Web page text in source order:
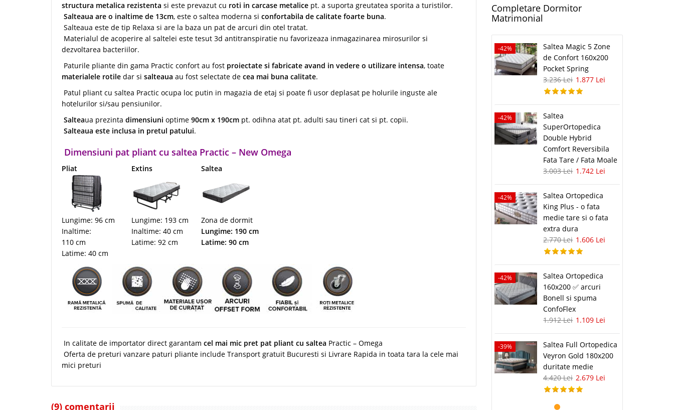
structura metalica rezistenta si este prevazut cu roti in carcase metalice pt. a suporta greutatea sporita a turistilor.
Salteaua are o inaltime de 13cm, este o saltea moderna si confortabila de calitate foarte buna.
Salteaua este de tip Relaxa si are la baza un pat de arcuri din otel tratat.
Materialul de acoperire al saltelei este tesut 3d antitranspiratie nu favorizeaza inmagazinarea mirosurilor si
dezvoltarea bacteriilor.
Paturile pliante din gama Practic confort au fost proiectate si fabricate avand in vedere o utilizare intensa, toate
materialele rotile dar si salteaua au fost selectate de cea mai buna calitate.
Patul pliant cu saltea Practic ocupa loc putin in magazia de etaj si poate fi usor deplasat pe holurile inguste ale
hotelurilor si/sau pensiunilor.
Salteaua prezinta dimensiuni optime 90cm x 190cm pt. odihna atat pt. adulti sau tineri cat si pt. copii.
Salteaua este inclusa in pretul patului.
Dimensiuni pat pliant cu saltea Practic – New Omega
Pliat
Lungime: 96 cm
Inaltime:
110 cm
Latime: 40 cm
Extins
Lungime: 193 cm
Inaltime: 40 cm
Latime: 92 cm
Saltea
Zona de dormit
Lungime: 190 cm
Latime: 90 cm
In calitate de importator direct garantam cel mai mic pret pat pliant cu saltea Practic – Omega
Oferta de preturi vanzare paturi pliante include Transport gratuit Bucuresti si Livrare Rapida in toata tara la cele mai
mici preturi
(9) comentarii
Completare Dormitor
Matrimonial
-42%
Saltea Magic 5 Zone
de Confort 160x200
Pocket Spring
3.236 Lei 1.877 Lei
-42%
Saltea
SuperOrtopedica
Double Hybrid
Comfort Reversibila
Fata Tare / Fata Moale
3.003 Lei 1.742 Lei
-42%
Saltea Ortopedica
King Plus - o fata
medie tare si o fata
extra dura
2.770 Lei 1.606 Lei
-42%
Saltea Ortopedica
160x200 ✅ arcuri
Bonell si spuma
ConfoFlex
1.912 Lei 1.109 Lei
-39%
Saltea Full Ortopedica
Veyron Gold 180x200
duritate medie
4.420 Lei 2.679 Lei